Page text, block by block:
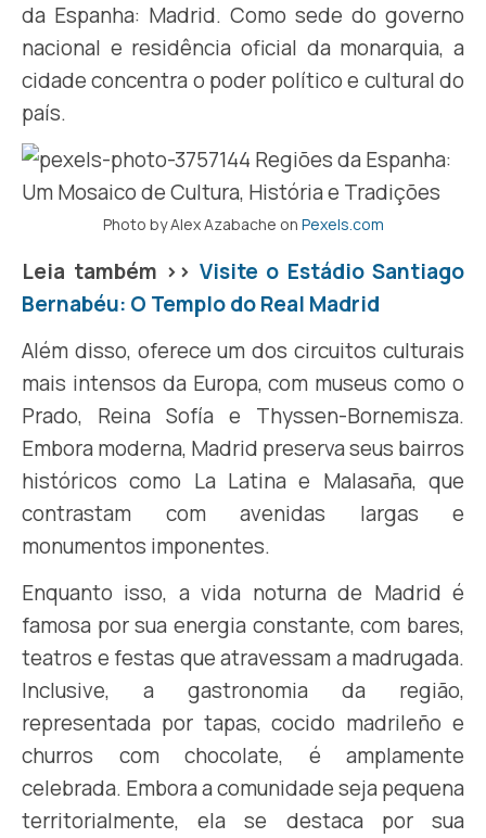
da Espanha: Madrid. Como sede do governo
nacional e residência oficial da monarquia, a
cidade concentra o poder político e cultural do
país.
Photo by Alex Azabache on Pexels.com
Leia também >> Visite o Estádio Santiago
Bernabéu: O Templo do Real Madrid
Além disso, oferece um dos circuitos culturais
mais intensos da Europa, com museus como o
Prado, Reina Sofía e Thyssen-Bornemisza.
Embora moderna, Madrid preserva seus bairros
históricos como La Latina e Malasaña, que
contrastam com avenidas largas e
monumentos imponentes.
Enquanto isso, a vida noturna de Madrid é
famosa por sua energia constante, com bares,
teatros e festas que atravessam a madrugada.
Inclusive, a gastronomia da região,
representada por tapas, cocido madrileño e
churros com chocolate, é amplamente
celebrada. Embora a comunidade seja pequena
territorialmente, ela se destaca por sua